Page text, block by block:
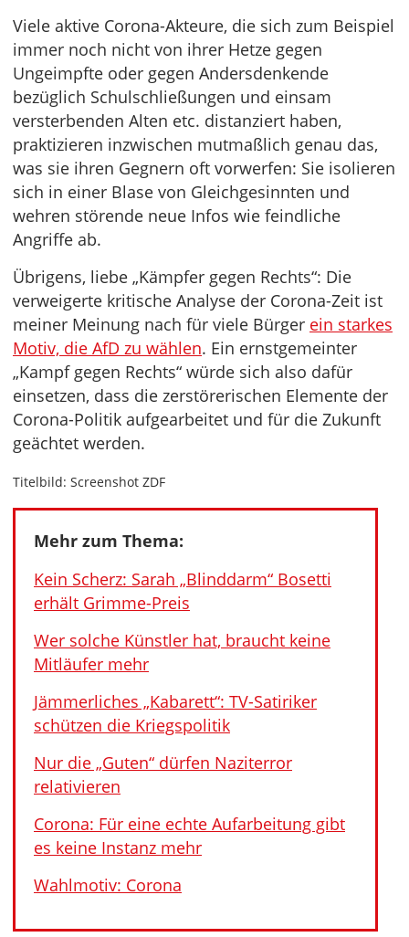
Viele aktive Corona-Akteure, die sich zum Beispiel
immer noch nicht von ihrer Hetze gegen
Ungeimpfte oder gegen Andersdenkende
bezüglich Schulschließungen und einsam
versterbenden Alten etc. distanziert haben,
praktizieren inzwischen mutmaßlich genau das,
was sie ihren Gegnern oft vorwerfen: Sie isolieren
sich in einer Blase von Gleichgesinnten und
wehren störende neue Infos wie feindliche
Angriffe ab.
Übrigens, liebe „Kämpfer gegen Rechts“: Die
verweigerte kritische Analyse der Corona-Zeit ist
meiner Meinung nach für viele Bürger ein starkes
Motiv, die AfD zu wählen. Ein ernstgemeinter
„Kampf gegen Rechts“ würde sich also dafür
einsetzen, dass die zerstörerischen Elemente der
Corona-Politik aufgearbeitet und für die Zukunft
geächtet werden.
Titelbild: Screenshot ZDF
Mehr zum Thema:
Kein Scherz: Sarah „Blinddarm“ Bosetti
erhält Grimme-Preis
Wer solche Künstler hat, braucht keine
Mitläufer mehr
Jämmerliches „Kabarett“: TV-Satiriker
schützen die Kriegspolitik
Nur die „Guten“ dürfen Naziterror
relativieren
Corona: Für eine echte Aufarbeitung gibt
es keine Instanz mehr
Wahlmotiv: Corona